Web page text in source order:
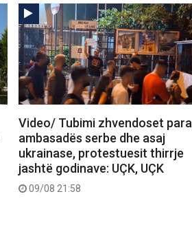
Video/ Tubimi zhvendoset para
ambasadës serbe dhe asaj
ukrainase, protestuesit thirrje
jashtë godinave: UÇK, UÇK
09/08 21:58